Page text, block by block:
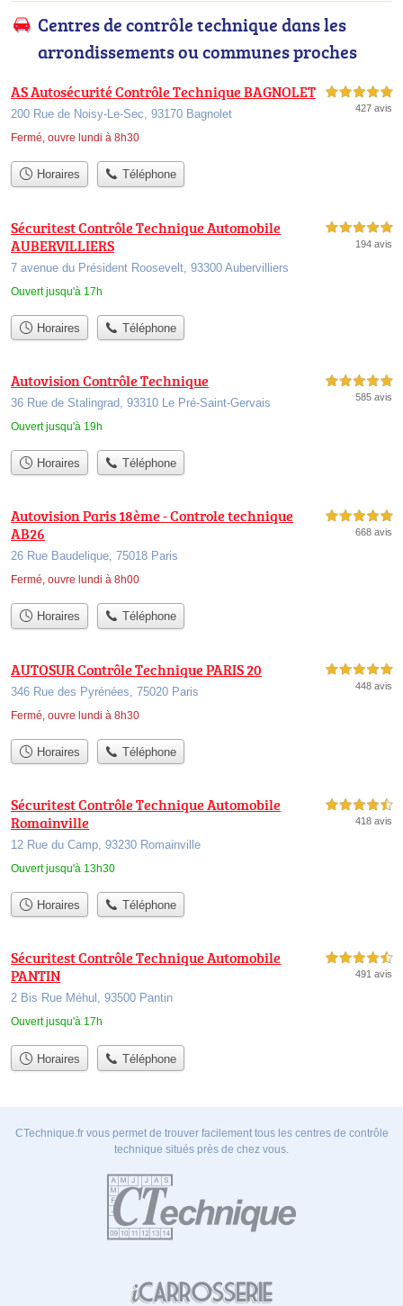
Centres de contrôle technique dans les
arrondissements ou communes proches
AS Autosécurité Contrôle Technique BAGNOLET
200 Rue de Noisy-Le-Sec, 93170 Bagnolet
Fermé, ouvre lundi à 8h30
5,0 étoiles sur 5
427 avis
Horaires Téléphone
Sécuritest Contrôle Technique Automobile
AUBERVILLIERS
7 avenue du Président Roosevelt, 93300 Aubervilliers
Ouvert jusqu'à 17h
5,0 étoiles sur 5
194 avis
Horaires Téléphone
Autovision Contrôle Technique
36 Rue de Stalingrad, 93310 Le Pré-Saint-Gervais
Ouvert jusqu'à 19h
5,0 étoiles sur 5
585 avis
Horaires Téléphone
Autovision Paris 18ème - Controle technique
AB26
26 Rue Baudelique, 75018 Paris
Fermé, ouvre lundi à 8h00
5,0 étoiles sur 5
668 avis
Horaires Téléphone
AUTOSUR Contrôle Technique PARIS 20
346 Rue des Pyrénées, 75020 Paris
Fermé, ouvre lundi à 8h30
5,0 étoiles sur 5
448 avis
Horaires Téléphone
Sécuritest Contrôle Technique Automobile
Romainville
12 Rue du Camp, 93230 Romainville
Ouvert jusqu'à 13h30
4,5 étoiles sur 5
418 avis
Horaires Téléphone
Sécuritest Contrôle Technique Automobile
PANTIN
2 Bis Rue Méhul, 93500 Pantin
Ouvert jusqu'à 17h
4,5 étoiles sur 5
491 avis
Horaires Téléphone
CTechnique.fr vous permet de trouver facilement tous les centres de contrôle
technique situés près de chez vous.